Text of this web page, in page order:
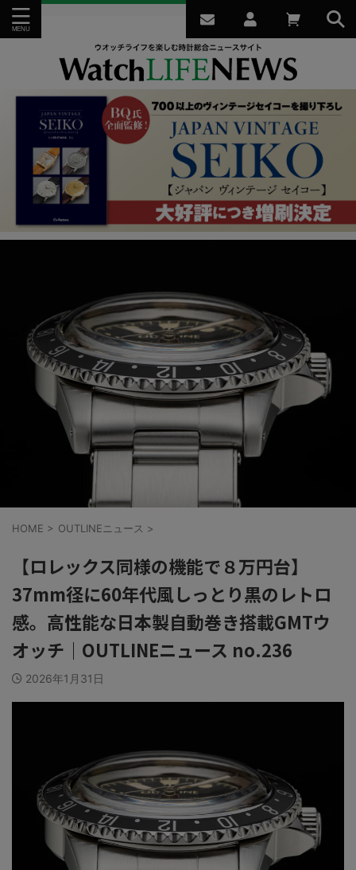
HOME > OUTLINEニュース >
【ロレックス同様の機能で８万円台】
37mm径に60年代風しっとり黒のレトロ
感。高性能な日本製自動巻き搭載GMTウ
オッチ｜OUTLINEニュース no.236
2026年1月31日